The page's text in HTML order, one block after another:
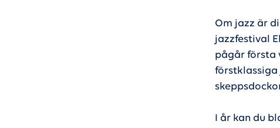
Om jazz är
jazzfestival
pågår första
förstklassiga
I år kan du